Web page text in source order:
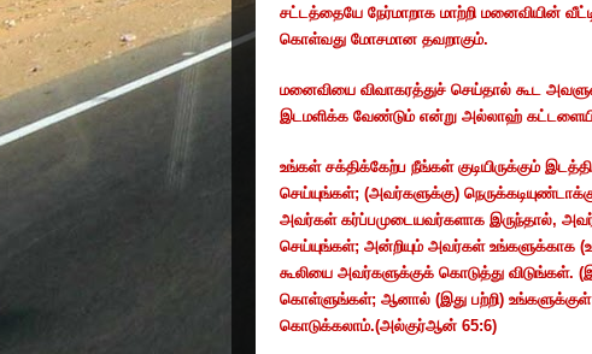
சட்டத்தையே நேர்மாறாக மாற்றி மனைவியின்
கொள்வது மோசமான தவறாகும்.
மனைவியை விவாகரத்துச் செய்தால் கூட
இடமளிக்க வேண்டும் என்று அல்லாஹ்
உங்கள் சக்திக்கேற்ப நீங்கள் குடியிருக்கும்
செய்யுங்கள்; (அவர்களுக்கு)
அவர்கள் கர்ப்பமுடையவர்களாக இருந்தால்,
செய்யுங்கள்; அன்றியும் அவர்கள் உங்களுக்காக (
கூலியை அவர்களுக்குக் கொடுத்து விடுங்கள். (
கொள்ளுங்கள்; ஆனால் (இது பற்றி) உங்களுக்குள்
கொடுக்கலாம்.(அல்குர்ஆன் 65:6)